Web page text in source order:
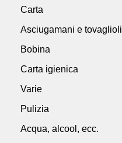
Carta
Asciugamani e tovaglioli
Bobina
Carta igienica
Varie
Pulizia
Acqua, alcool, ecc.